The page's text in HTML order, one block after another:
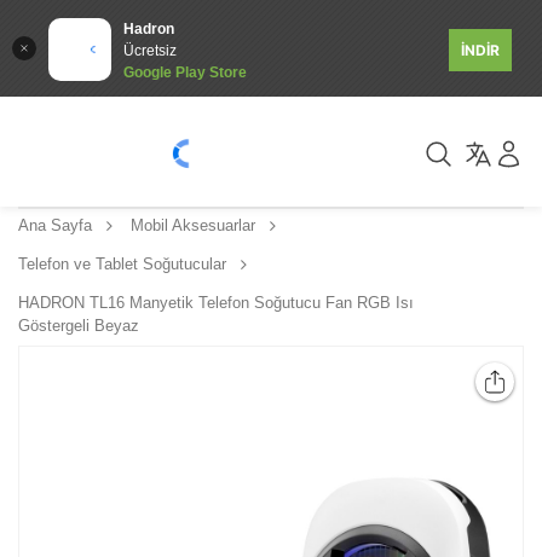
Hadron
Ücretsiz
Google Play Store
İNDİR
Ana Sayfa Mobil Aksesuarlar
Telefon ve Tablet Soğutucular
HADRON TL16 Manyetik Telefon Soğutucu Fan RGB Isı
Göstergeli Beyaz